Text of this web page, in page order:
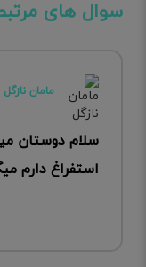
سوال های
مامان نازگل
سلام دوستان
استفراغ دارم